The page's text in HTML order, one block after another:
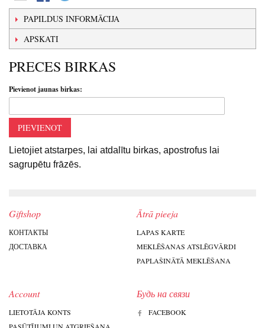
PAPILDUS INFORMĀCIJA
APSKATI
PRECES BIRKAS
Pievienot jaunas birkas:
PIEVIENOT
Lietojiet atstarpes, lai atdalītu birkas, apostrofus lai
sagrupētu frāzēs.
Giftshop
КОНТАКТЫ
ДОСТАВКА
Ātrā pieeja
LAPAS KARTE
MEKLĒŠANAS ATSLĒGVĀRDI
PAPLAŠINĀTĀ MEKLĒŠANA
Account
LIETOTĀJA KONTS
Будь на связи
FACEBOOK